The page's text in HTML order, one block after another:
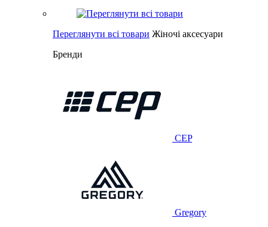
Переглянути всі товари Жіночі аксесуари
Бренди
CEP
Gregory